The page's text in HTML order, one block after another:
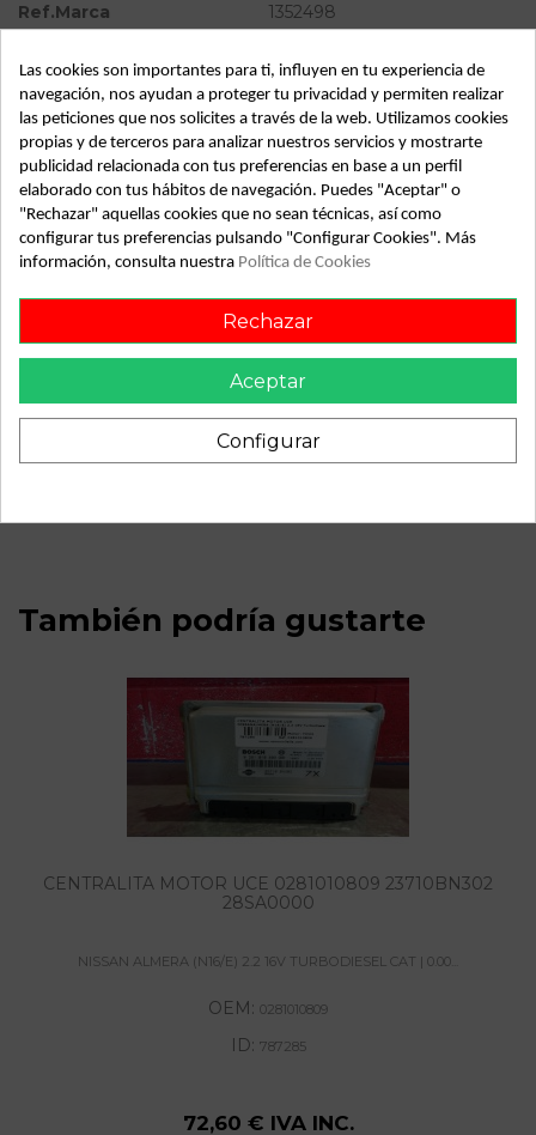
Ref.Marca
1352498
Turbodiesel CAT | 0.00 - ...
Tipo vehículo
Turismo
Almacén
49349
SubAlmacén
383
SubSubAlmacén
100029794
ID: 811102
2022-04-08
Descripción
Recambio de cuadro instrumentos para nissan almera
También podría gustarte
CENTRALITA MOTOR UCE 0281010809 23710BN302
28SA0000
NISSAN ALMERA (N16/E) 2.2 16V TURBODIESEL CAT | 0.00...
OEM: 0281010809
ID: 787285
72,60 € IVA INC.
Las cookies son importantes para ti, influyen en tu experiencia de
navegación, nos ayudan a proteger tu privacidad y permiten realizar
las peticiones que nos solicites a través de la web. Utilizamos cookies
propias y de terceros para analizar nuestros servicios y mostrarte
publicidad relacionada con tus preferencias en base a un perfil
elaborado con tus hábitos de navegación. Puedes "Aceptar" o
"Rechazar" aquellas cookies que no sean técnicas, así como
configurar tus preferencias pulsando "Configurar Cookies". Más
información, consulta nuestra Política de Cookies
Rechazar
Aceptar
Configurar